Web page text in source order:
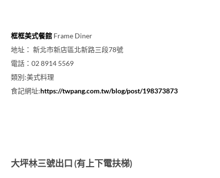
框框美式餐館Frame Diner
地址： 新北市新店區北新路三段78號
電話：02 8914 5569
類別:美式料理
食記網址:https://twpang.com.tw/blog/post/198373873
大坪林三號出口 (有上下電扶梯)